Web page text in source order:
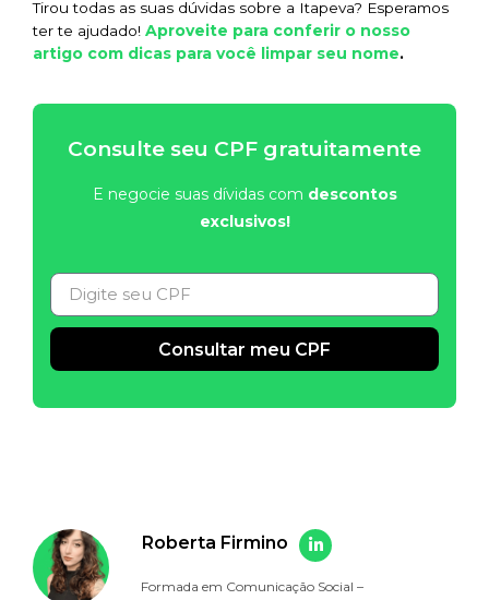
Tirou todas as suas dúvidas sobre a Itapeva? Esperamos
ter te ajudado! Aproveite para conferir o nosso
artigo com dicas para você limpar seu nome.
Consulte seu CPF gratuitamente
E negocie suas dívidas com descontos
exclusivos!
Consultar meu CPF
Roberta Firmino
Formada em Comunicação Social –